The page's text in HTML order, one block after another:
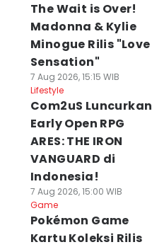
The Wait is Over!
Madonna & Kylie
Minogue Rilis "Love
Sensation"
7 Aug 2026, 15:15 WIB
Lifestyle
Com2uS Luncurkan
Early Open RPG
ARES: THE IRON
VANGUARD di
Indonesia!
7 Aug 2026, 15:00 WIB
Game
Pokémon Game
Kartu Koleksi Rilis